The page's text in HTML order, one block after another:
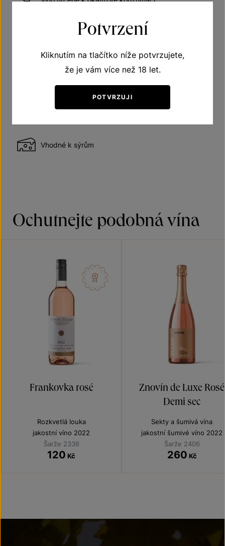
Doporučená teplota vína při podávání 10–12 °C
Vhodné k vepřovému
Vhodné k pizze
Vhodné k sýrům
Ochutnejte podobná vína
Frankovka rosé
Rozkvetlá louka
jakostní víno 2022
Šarže 2336
120 Kč
Znovín de Luxe Rosé
Demi sec
Sekty a šumivá vína
jakostní šumivé víno 2022
Šarže 2406
260 Kč
Potvrzení
Kliknutím na tlačítko níže potvrzujete,
že je vám více než 18 let.
POTVRZUJI